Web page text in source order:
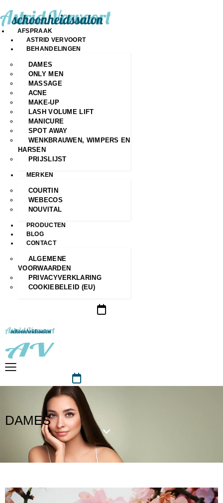
AFSPRAAK
ASTRID VERVOORT
BEHANDELINGEN
DAMES
ONLY MEN
MASSAGE
ACNE
MAKE-UP
LASH VOLUME LIFT
MANICURE
SPOT AWAY
WENKBRAUWEN, WIMPERS EN
HARSEN
PRIJSLIJST
MERKEN
COURTIN
WEBECOS
NOUVITAL
PRODUCTEN
BLOG
CONTACT
ALGEMENE
VOORWAARDEN
PRIVACYVERKLARING
COOKIEBELEID (EU)
DAMES